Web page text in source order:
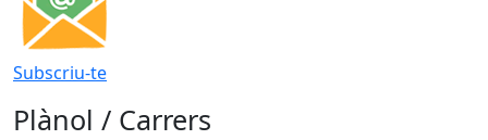
Subscriu-te
Plànol / Carrers